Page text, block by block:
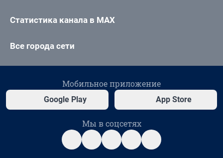
Статистика канала в MAX
Все города сети
Мобильное приложение
Google Play App Store
Мы в соцсетях